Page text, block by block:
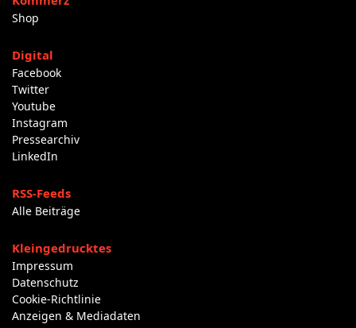
Shop
Digital
Facebook
Twitter
Youtube
Instagram
Pressearchiv
LinkedIn
RSS-Feeds
Alle Beiträge
Kleingedrucktes
Impressum
Datenschutz
Cookie-Richtlinie
Anzeigen & Mediadaten